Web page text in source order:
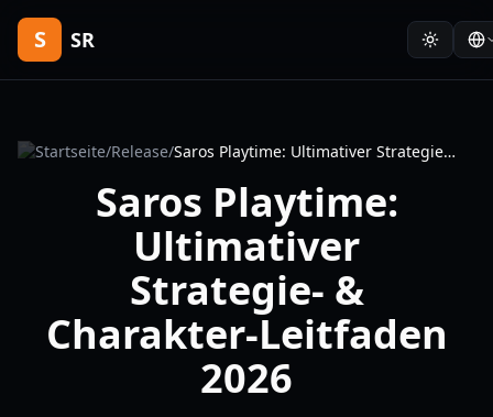
S SR
Startseite/Release/ Saros Playtime: Ultimativer Strategie- & Charakter-Leitfaden 2026
Saros Playtime:
Ultimativer
Strategie- &
Charakter-Leitfaden
2026